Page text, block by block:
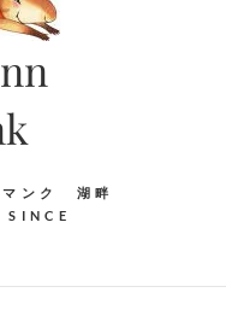
ンク 湖畔
SINCE